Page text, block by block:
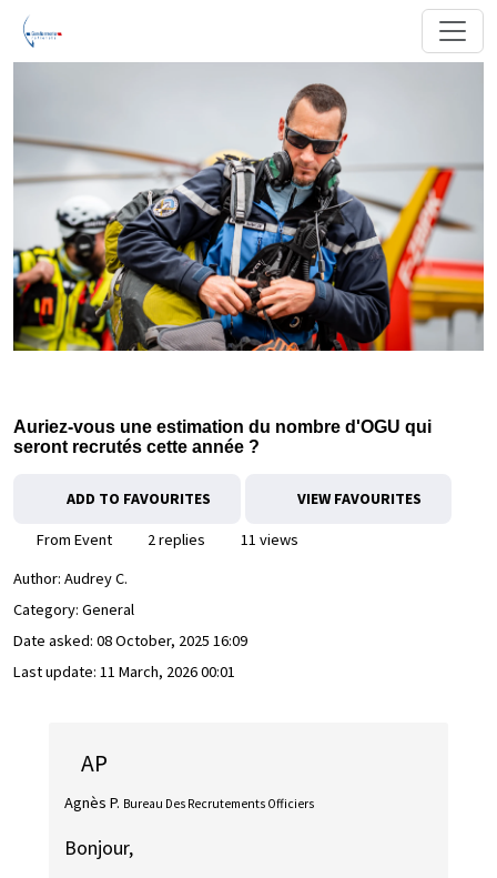
Auriez-vous une estimation du nombre d'OGU qui
seront recrutés cette année ?
ADD TO FAVOURITES VIEW FAVOURITES
From Event 2 replies
11 views
Author: Audrey C.
Category: General
Date asked: 08 October, 2025 16:09
Last update: 11 March, 2026 00:01
AP
Agnès P. Bureau Des Recrutements Officiers
Bonjour,